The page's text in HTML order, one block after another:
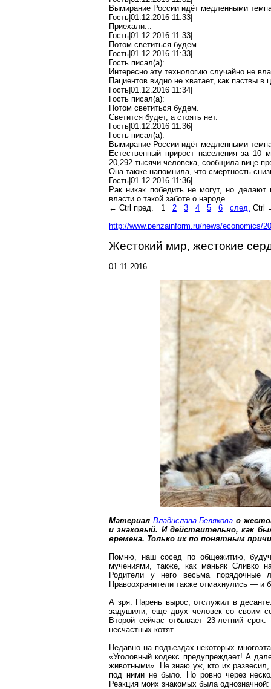
Вымирание России идёт медленными
Гость|01.12.2016 11:33|
Приехали...
Гость|01.12.2016 11:33|
Потом светиться будем.
Гость|01.12.2016 11:33|
Гость писал(a):
Интересно эту технологию случайно не
Пациентов видно не хватает, как паствы в
Гость|01.12.2016 11:34|
Гость писал(a):
Потом светиться будем.
Светится будет, а стоять нет.
Гость|01.12.2016 11:36|
Гость писал(a):
Вымирание России идёт медленными
Естественный прирост населения за 10
20,292 тысячи человека, сообщила вице-
Она также напомнила, что смертность
Гость|01.12.2016 11:36|
Рак никак победить не могут, но
власти о такой заботе о народе.
← Ctrl пред. 1 2 3 4 5 6 след. Ctrl
http://www.penzainform.ru/news/economics/
Жестокий мир, жестокие
01.11.2016
Материал Владислава Белякова о
и знаковый. И действительно, как
времена. Только их по понятным
Помню, наш сосед по общежитию,
мучениями,также, как маньякСливко
Родители у него весьма
Правоохранители также отмахнулись — и
А зря. Парень вырос, отслужил в
задушили, еще двух человек со своим
Второй сейчас отбывает 23-летний
несчастных котят.
Недавно на подъездахнекоторых
«Уголовный кодекс предупреждает! А
животными». Не знаю уж, кто их развесил,
под ними не было. Но ровно через
Реакция моих знакомых была